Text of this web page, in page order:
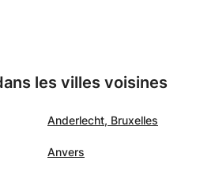
les villes voisines
Anderlecht, Bruxelles
Anvers